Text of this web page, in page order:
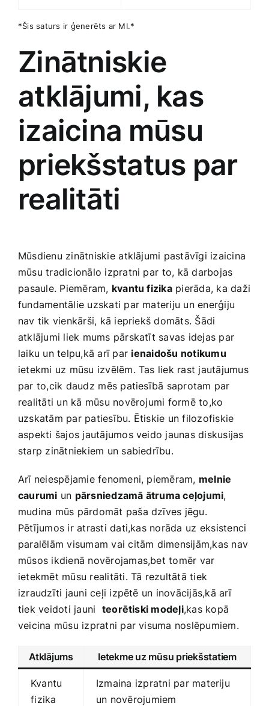
*Šis saturs ir ģenerēts ar MI.*
Zinātniskie
atklājumi, kas
izaicina ⁣mūsu
priekšstatus par
realitāti
Mūsdienu zinātniskie ⁢atklājumi pastāvīgi izaicina
mūsu tradicionālo izpratni‌ par⁣ to, kā darbojas
⁣pasaule. Piemēram, kvantu fizikapierāda, ka daži
fundamentālie uzskati par materiju un enerģiju
nav tik vienkārši, kā iepriekš domāts. Šādi
atklājumi liek mums pārskatīt savas idejas par
laiku un telpu,kā arī par⁢ ienaidošu notikumu
ietekmi uz mūsu izvēlēm.‍ Tas liek rast jautājumus
‍par to,cik daudz⁤ mēs patiesībā saprotam par
realitāti un kā mūsu novērojumi formē to,ko
uzskatām par patiesību. Ētiskie un filozofiskie
aspekti šajos jautājumos veido jaunas diskusijas
starp zinātniekiem un sabiedrību.
Arī neiespējamie fenomeni, piemēram, melnie
caurumi ‌un pārsniedzamā ātruma ceļojumi,
mudina mūs pārdomāt paša dzīves jēgu.
Pētījumos ir atrasti dati,kas norāda ⁣uz eksistenci
paralēlām visumam vai citām​ dimensijām,kas nav
mūsos ikdienā novērojamas,bet tomēr var
ietekmēt mūsu realitāti. Tā rezultātā tiek
izraudzīti jauni ceļi izpētē ‍un inovācijās,kā arī‍
tiek ​veidoti ‌jauni ‌ teorētiski​ modeļi,kas‍ kopā
veicina mūsu izpratni‍ par visuma noslēpumiem.
Atklājums Ietekme uz mūsu ⁤priekšstatiem
Kvantu
⁢fizika
Izmaina izpratni par materiju‍
un novērojumiem